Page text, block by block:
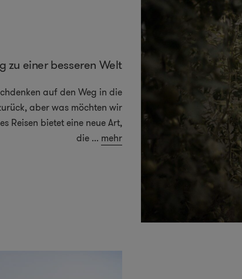
zu einer besseren Welt
auf den Weg in die
aber was möchten wir
Reisen bietet eine neue Art,
die ... mehr